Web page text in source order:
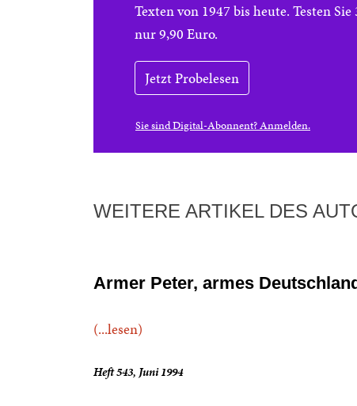
Texten von 1947 bis heute. Testen
nur 9,90 Euro.
Jetzt Probelesen
Sie sind Digital-Abonnent? Anmelden.
WEITERE ARTIKEL DES
Armer Peter, armes
(...lesen)
Heft 543, Juni 1994